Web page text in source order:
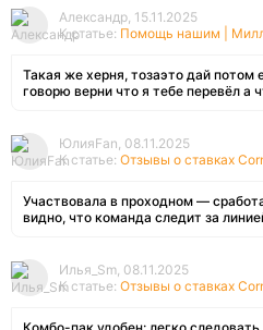
Александр, 15.11.2025
К статье: Помощь нашим |
Такая же херня, тозаэто дай
говорю верни что я тебе перевёл а
ЮлияFan, 08.11.2025
К статье: Отзывы о ставках
Участвовала в проходном —
видно, что команда следит за
Илья_Sm, 08.11.2025
К статье: Отзывы о ставках